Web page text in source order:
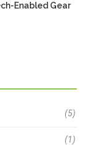
Enabled Gear
(5)
(1)